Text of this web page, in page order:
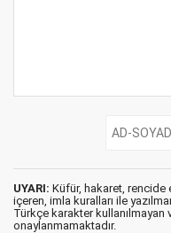
UYARI: Küfür, hakaret, rencide
içeren, imla kuralları ile
Türkçe karakter kullanılmayan
onaylanmamaktadır.